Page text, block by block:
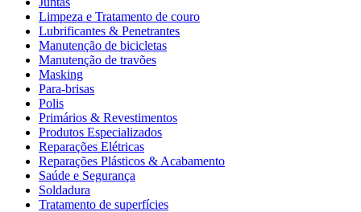
Limpeza e Tratamento de couro
Lubrificantes & Penetrantes
Manutenção de bicicletas
Manutenção de travões
Masking
Para-brisas
Polis
Primários & Revestimentos
Produtos Especializados
Reparações Elétricas
Reparações Plásticos & Acabamento
Saúde e Segurança
Soldadura
Tratamento de superfícies